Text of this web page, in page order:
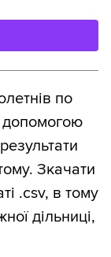
по
допомогою
Зкачати
.csv, в тому
дільниці,